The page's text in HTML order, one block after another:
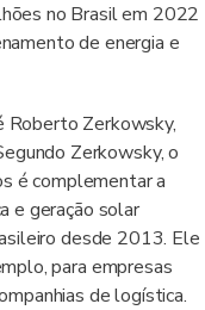
no Brasil em 2022
de energia e
Roberto Zerkowsky,
Zerkowsky, o
é complementar a
e geração solar
desde 2013. Ele
para empresas
de logística.